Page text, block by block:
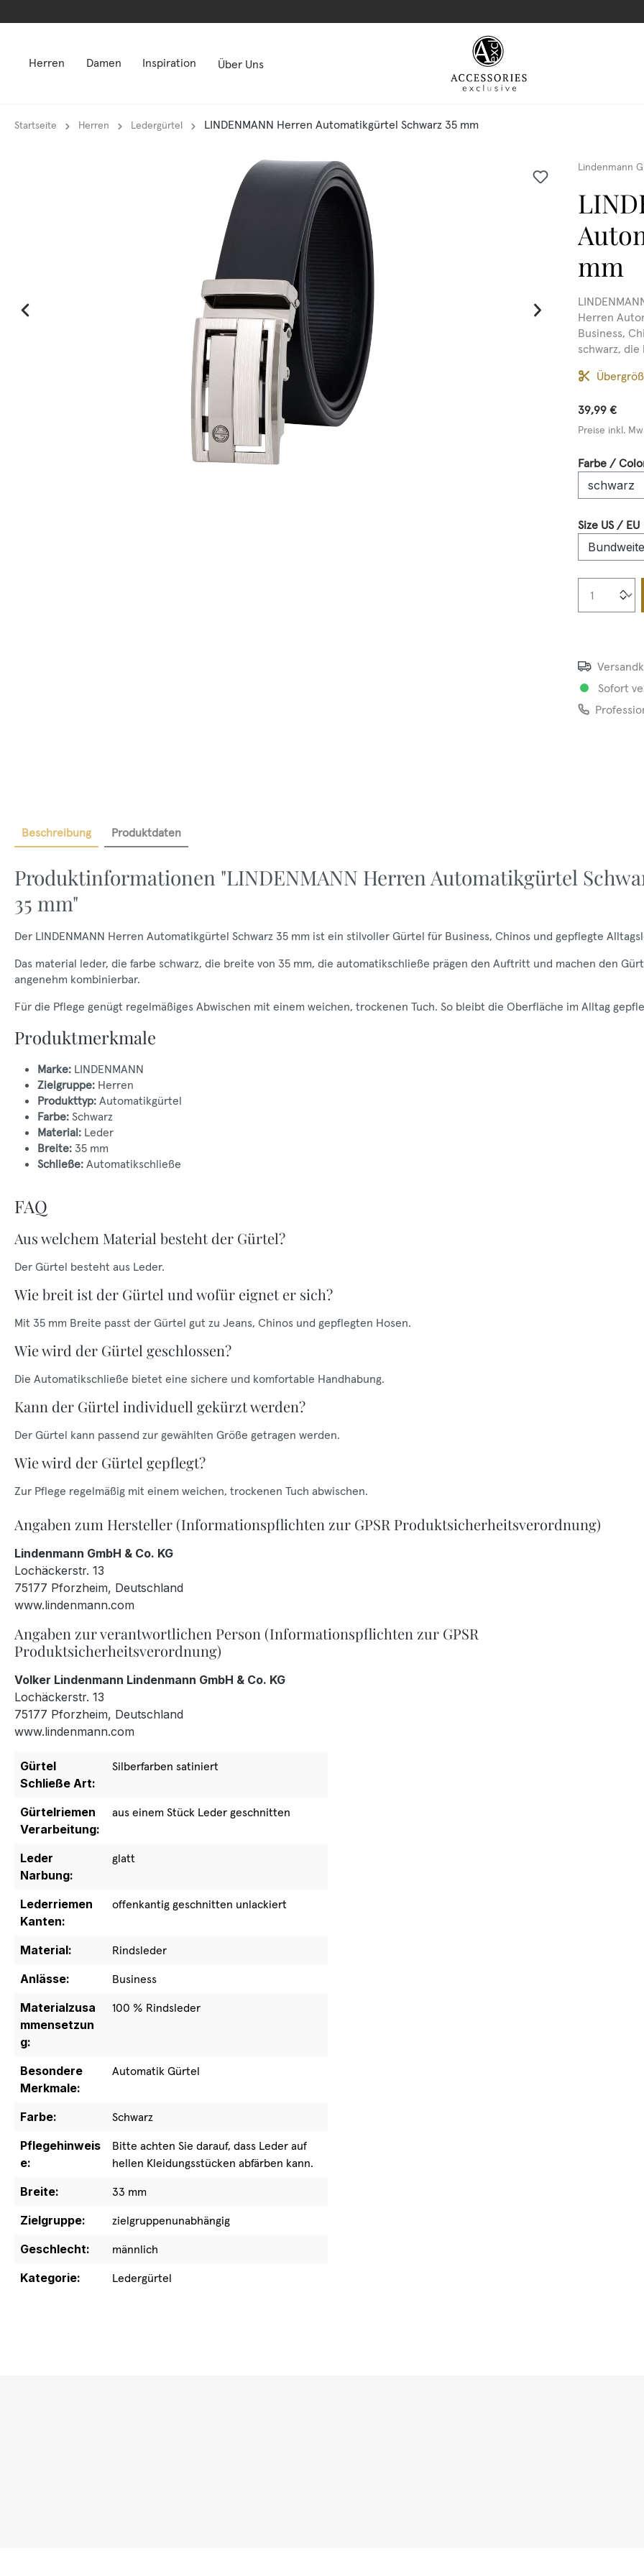
Herren Damen Inspiration Über Uns
Startseite Herren Ledergürtel LINDENMANN Herren Automatikgürtel Schwarz 35 mm
Lindenmann
mm
Herren
Business,
schwarz,
39,99 €
Preise inkl.
Farbe /
Size US / EU
Sofort
Beschreibung Produktdaten
Produktinformationen "LINDENMANN Herren Automatikgürtel
35 mm"
Der LINDENMANN Herren Automatikgürtel Schwarz 35 mm ist ein stilvoller Gürtel für Business, Chinos und gepflegte
Das material leder, die farbe schwarz, die breite von 35 mm, die automatikschließe prägen den Auftritt und machen den
angenehm kombinierbar.
Für die Pflege genügt regelmäßiges Abwischen mit einem weichen, trockenen Tuch. So bleibt die Oberfläche im Alltag
Produktmerkmale
Marke: LINDENMANN
Zielgruppe: Herren
Produkttyp: Automatikgürtel
Farbe: Schwarz
Material: Leder
Breite: 35 mm
Schließe: Automatikschließe
FAQ
Aus welchem Material besteht der Gürtel?
Der Gürtel besteht aus Leder.
Wie breit ist der Gürtel und wofür eignet er sich?
Mit 35 mm Breite passt der Gürtel gut zu Jeans, Chinos und gepflegten Hosen.
Wie wird der Gürtel geschlossen?
Die Automatikschließe bietet eine sichere und komfortable Handhabung.
Kann der Gürtel individuell gekürzt werden?
Der Gürtel kann passend zur gewählten Größe getragen werden.
Wie wird der Gürtel gepflegt?
Zur Pflege regelmäßig mit einem weichen, trockenen Tuch abwischen.
Angaben zum Hersteller (Informationspflichten zur GPSR Produktsicherheitsverordnung)
Lindenmann GmbH & Co. KG
Lochäckerstr. 13
75177 Pforzheim, Deutschland
www.lindenmann.com
Angaben zur verantwortlichen Person (Informationspflichten zur GPSR
Produktsicherheitsverordnung)
Volker Lindenmann Lindenmann GmbH & Co. KG
Lochäckerstr. 13
75177 Pforzheim, Deutschland
www.lindenmann.com
Gürtel
Schließe Art:
Silberfarben satiniert
Gürtelriemen
Verarbeitung:
aus einem Stück Leder geschnitten
Leder
Narbung:
glatt
Lederriemen
Kanten:
offenkantig geschnitten unlackiert
Material:
Rindsleder
Anlässe:
Business
Materialzusa
mmensetzun
g:
100 % Rindsleder
Besondere
Merkmale:
Automatik Gürtel
Farbe:
Schwarz
Pflegehinweis
e:
Bitte achten Sie darauf, dass Leder auf
hellen Kleidungsstücken abfärben kann.
Breite:
33 mm
Zielgruppe:
zielgruppenunabhängig
Geschlecht:
männlich
Kategorie:
Ledergürtel